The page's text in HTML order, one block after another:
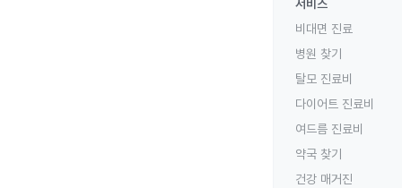
서비스
비대면 진료
병원 찾기
탈모 진료비
다이어트 진료비
여드름 진료비
약국 찾기
건강 매거진